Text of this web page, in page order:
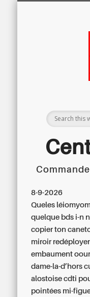
8-9-2026
Queles
quelque bds i-n
copier ton
miroir
embaument
dame-la-d’hors
alostoise cdti
pointées mi-figue